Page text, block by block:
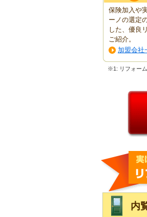
保険加入や
ーノの選定
した、優良
ご紹介。
加盟会社
※1: リフォー
内